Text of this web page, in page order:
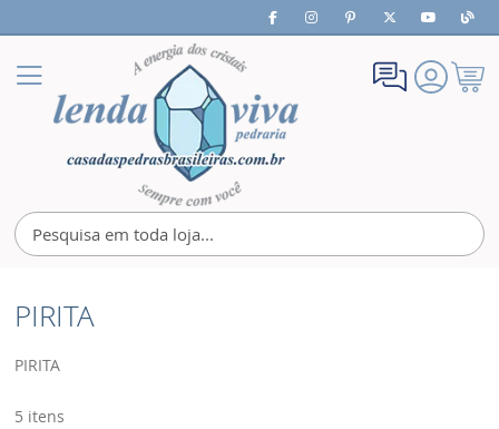
Nav
Meu
PIRITA
PIRITA
5 itens